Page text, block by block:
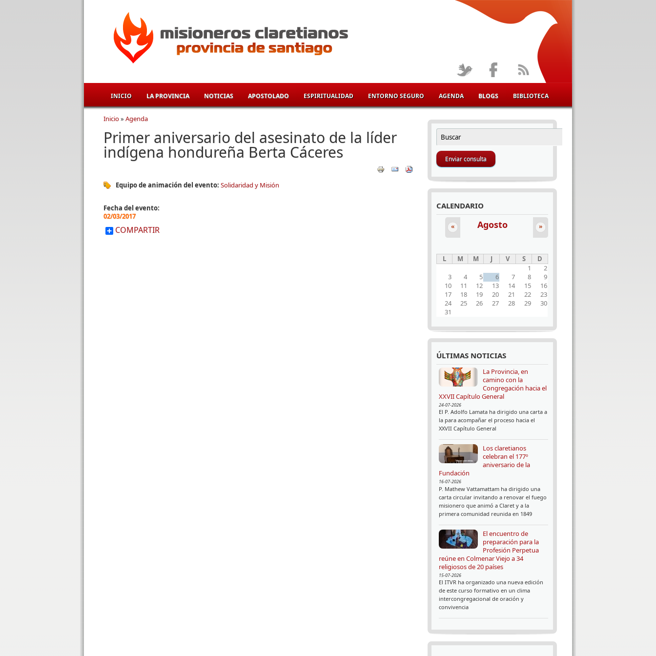
INICIO LA PROVINCIA NOTICIAS APOSTOLADO ESPIRITUALIDAD ENTORNO SEGURO AGENDA BLOGS BIBLIOTECA
Se encuentra usted aquí
Inicio» Agenda
Primer aniversario del asesinato de la líder
indígena hondureña Berta Cáceres
Equipo de animación del evento: Solidaridad y Misión
Fecha del evento:
02/03/2017
COMPARTIR
FORMULARIO DE BÚSQUEDA
Buscar
CALENDARIO
Agosto
« »
L M M J V S
D
1
2
3
4 5 6 7 8
9
10
11 12 13 14 15
16
17
18 19 20 21 22
23
24
25 26 27 28 29
30
31
ÚLTIMAS NOTICIAS
La Provincia, en
camino con la
Congregación hacia el
XXVII Capítulo General
24-07-2026
El P. Adolfo Lamata ha dirigido una carta a
la para acompañar el proceso hacia el
XXVII Capítulo General
Los claretianos
celebran el 177º
aniversario de la
Fundación
16-07-2026
P. Mathew Vattamattam ha dirigido una
carta circular invitando a renovar el fuego
misionero que animó a Claret y a la
primera comunidad reunida en 1849
El encuentro de
preparación para la
Profesión Perpetua
reúne en Colmenar Viejo a 34
religiosos de 20 países
15-07-2026
El ITVR ha organizado una nueva edición
de este curso formativo en un clima
intercongregacional de oración y
convivencia